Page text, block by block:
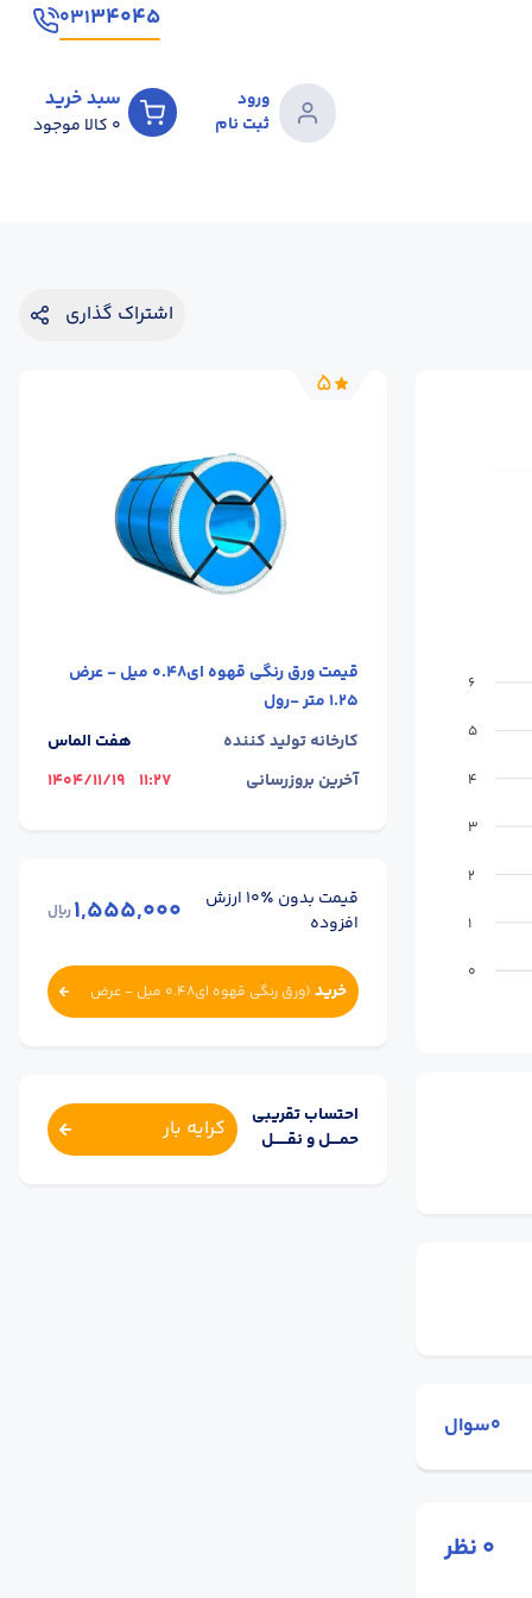
۳۴۰۴۵۰۳۱
ورود
ثبت نام
سبد خرید
0 کالا موجود
اشتراک گذاری
6
5
4
3
2
1
0
0سوال
0نظر
5
قیمت
ورق رنگی قهوه ای0.48 میل - عرض
1.25 متر -رول
کارخانه تولید کننده
هفت الماس
آخرین بروزرسانی
11:27
1404/11/19
قیمت بدون ٪۱۰ ارزش
افزوده
1,555,000ریال
خرید (
ورق رنگی قهوه ای0.48 میل - عرض
1.25 متر -رول
)
احتساب تقریبی
حمــــل و نقــــــل
کرایه بار